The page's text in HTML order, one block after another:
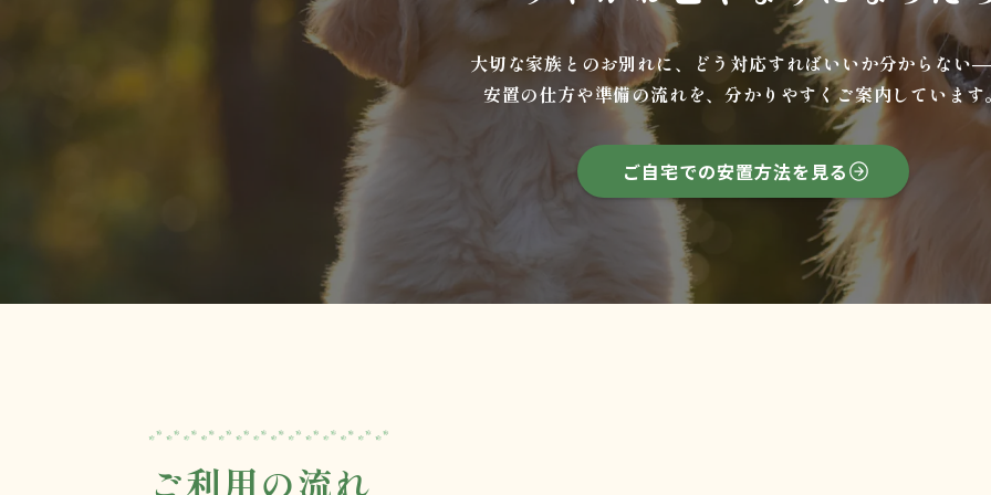
大切な家族とのお別れに、どう対応すればいいか分からない
安置の仕方や準備の流れを、分かりやすくご案内しています
ご自宅での安置方法を見る
ご利用の流れ